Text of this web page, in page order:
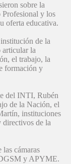
sobre la
y los
oferta educativa.
de la
la
el trabajo, la
formación y
del INTI, Rubén
de la Nación, el
instituciones
directivos de la
las cámaras
y APYME.